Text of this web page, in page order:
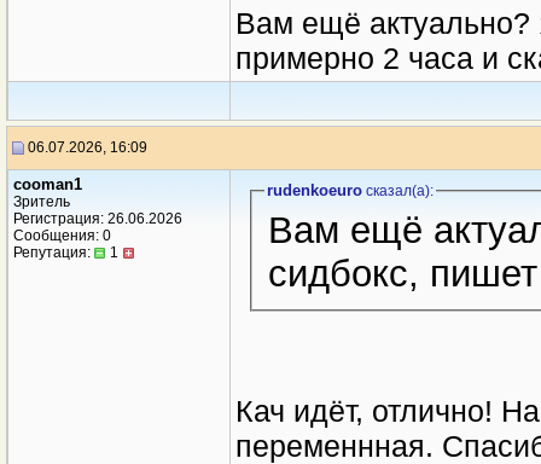
Вам ещё актуально?
примерно 2 часа и
06.07.2026, 16:09
cooman1
Зритель
Регистрация: 26.06.2026
Сообщения: 0
Репутация:
1
rudenkoeuroсказал(a):
Вам ещё
сидбокс,
Кач идёт, отлично!
переменнная.